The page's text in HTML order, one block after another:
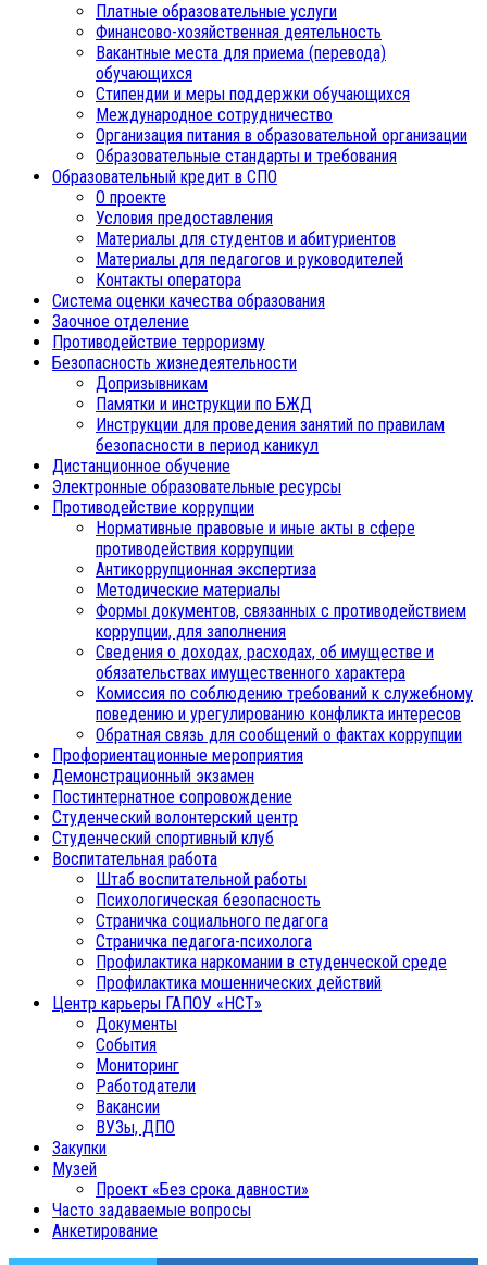
Платные образовательные услуги
Финансово-хозяйственная деятельность
Вакантные места для приема (перевода)
обучающихся
Стипендии и меры поддержки обучающихся
Международное сотрудничество
Организация питания в образовательной организации
Образовательные стандарты и требования
Образовательный кредит в СПО
О проекте
Условия предоставления
Материалы для студентов и абитуриентов
Материалы для педагогов и руководителей
Контакты оператора
Система оценки качества образования
Заочное отделение
Противодействие терроризму
Безопасность жизнедеятельности
Допризывникам
Памятки и инструкции по БЖД
Инструкции для проведения занятий по правилам
безопасности в период каникул
Дистанционное обучение
Электронные образовательные ресурсы
Противодействие коррупции
Нормативные правовые и иные акты в сфере
противодействия коррупции
Антикоррупционная экспертиза
Методические материалы
Формы документов, связанных с противодействием
коррупции, для заполнения
Сведения о доходах, расходах, об имуществе и
обязательствах имущественного характера
Комиссия по соблюдению требований к служебному
поведению и урегулированию конфликта интересов
Обратная связь для сообщений о фактах коррупции
Профориентационные мероприятия
Демонстрационный экзамен
Постинтернатное сопровождение
Студенческий волонтерский центр
Студенческий спортивный клуб
Воспитательная работа
Штаб воспитательной работы
Психологическая безопасность
Страничка социального педагога
Страничка педагога-психолога
Профилактика наркомании в студенческой среде
Профилактика мошеннических действий
Центр карьеры ГАПОУ «НСТ»
Документы
События
Мониторинг
Работодатели
Вакансии
ВУЗы, ДПО
Закупки
Музей
Проект «Без срока давности»
Часто задаваемые вопросы
Анкетирование